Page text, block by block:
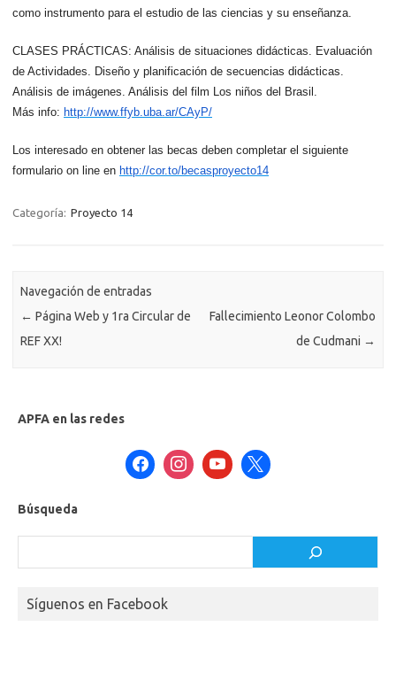
como instrumento para el estudio de las ciencias y su enseñanza.
CLASES PRÁCTICAS: Análisis de situaciones didácticas. Evaluación
de Actividades. Diseño y planificación de secuencias didácticas.
Análisis de imágenes. Análisis del film Los niños del Brasil.
Más info: http://www.ffyb.uba.ar/CAyP/
Los interesado en obtener las becas deben completar el siguiente
formulario on line en http://cor.to/becasproyecto14
Categoría: Proyecto 14
Navegación de entradas
← Página Web y 1ra Circular de
REF XX!
Fallecimiento Leonor Colombo
de Cudmani →
APFA en las redes
Búsqueda
Síguenos en Facebook